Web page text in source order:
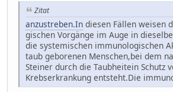
Zitat
anzustreben.In diesen Fällen weisen
gischen Vorgänge im Auge in
die systemischen immunologischen
taub geborenen Menschen,bei dem
Steiner durch die Taubheitein Schutz
Krebserkrankung entsteht.Die